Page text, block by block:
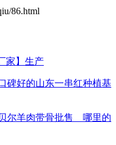
86.html
家】生产
好的山东一串红种植基
尔羊肉带骨批售 哪里的